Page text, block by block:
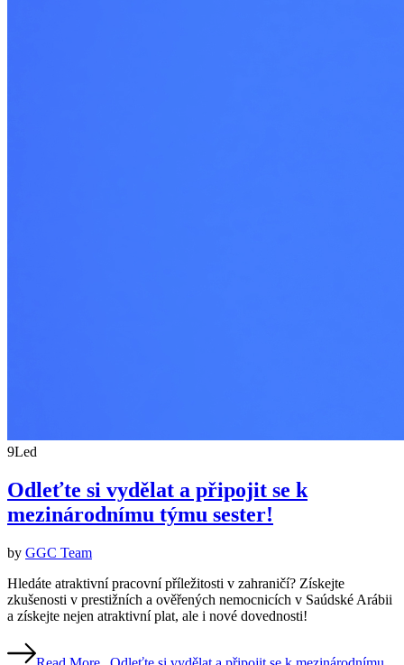
9Led
Odleťte si vydělat a připojit se k
mezinárodnímu týmu sester!
by GGC Team
Hledáte atraktivní pracovní příležitosti v zahraničí? Získejte
zkušenosti v prestižních a ověřených nemocnicích v Saúdské Arábii
a získejte nejen atraktivní plat, ale i nové dovednosti!